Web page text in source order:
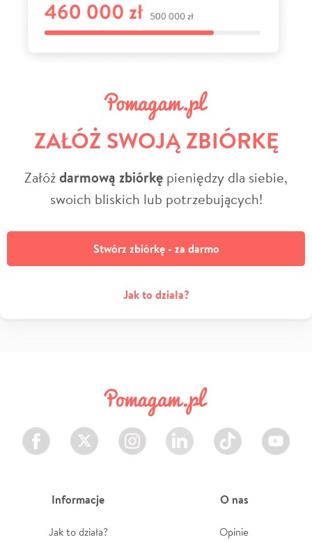
ZAŁÓŻ SWOJĄ ZBIÓRKĘ
Załóżdarmową zbiórkę pieniędzy dla siebie,
swoich bliskich lub potrzebujących!
Stwórz zbiórkę - za darmo
Jak to działa?
Facebook Twitter Instagram LinkedIn TikTok Youtube
Informacje
Jak to działa?
O nas
Opinie